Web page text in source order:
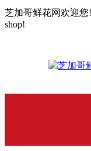
芝加哥鲜花网欢迎您
shop!